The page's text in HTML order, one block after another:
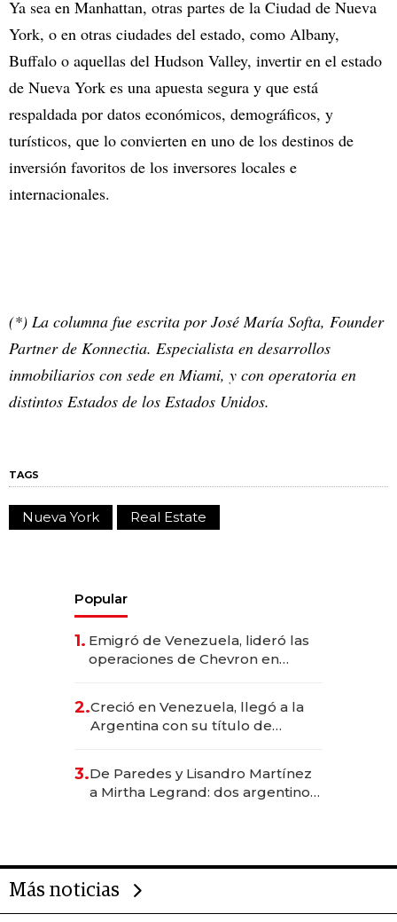
Ya sea en Manhattan, otras partes de la Ciudad de Nueva
York, o en otras ciudades del estado, como Albany,
Buffalo o aquellas del Hudson Valley, invertir en el estado
de Nueva York es una apuesta segura y que está
respaldada por datos económicos, demográficos, y
turísticos, que lo convierten en uno de los destinos de
inversión favoritos de los inversores locales e
internacionales.
(*) La columna fue escrita por José María Softa, Founder
Partner de Konnectia. Especialista en desarrollos
inmobiliarios con sede en Miami, y con operatoria en
distintos Estados de los Estados Unidos.
TAGS
Nueva York Real Estate
Popular
1. Emigró de Venezuela, lideró las
operaciones de Chevron en
2.Creció en Venezuela, llegó a la
Argentina con su título de
las marcas "fast premium"
3.De Paredes y Lisandro Martínez
a Mirtha Legrand: dos argentinos
Más noticias